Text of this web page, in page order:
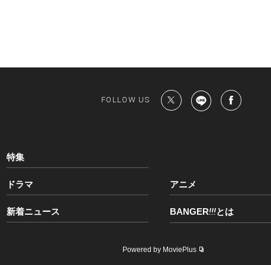
FOLLOW US
特集
ドラマ アニメ
新着ニュース BANGER!!!とは
Powered by MoviePlus